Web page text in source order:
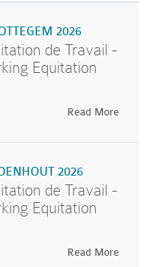
2026
de Travail -
Equitation
Read More
2026
de Travail -
Equitation
Read More